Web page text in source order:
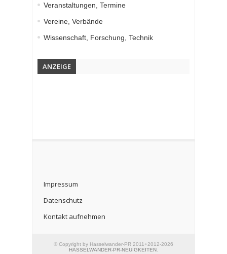
Veranstaltungen, Termine
Vereine, Verbände
Wissenschaft, Forschung, Technik
ANZEIGE
Impressum
Datenschutz
Kontakt aufnehmen
© Copyright by Hasselwander-PR 2011+2012-2026
HASSELWANDER-PR-NEUIGKEITEN.